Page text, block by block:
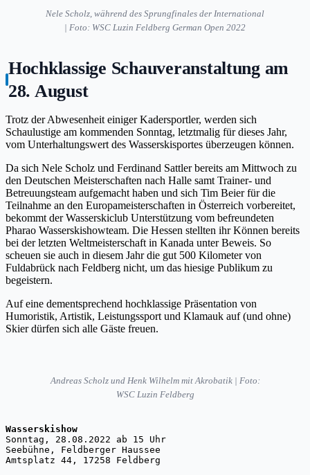
Nele Scholz, während des Sprungfinales der International
| Foto: WSC Luzin Feldberg German Open 2022
Hochklassige Schauveranstaltung am
28. August
Trotz der Abwesenheit einiger Kadersportler, werden sich
Schaulustige am kommenden Sonntag, letztmalig für dieses Jahr,
vom Unterhaltungswert des Wasserskisportes überzeugen können.
Da sich Nele Scholz und Ferdinand Sattler bereits am Mittwoch zu
den Deutschen Meisterschaften nach Halle samt Trainer- und
Betreuungsteam aufgemacht haben und sich Tim Beier für die
Teilnahme an den Europameisterschaften in Österreich vorbereitet,
bekommt der Wasserskiclub Unterstützung vom befreundeten
Pharao Wasserskishowteam. Die Hessen stellten ihr Können bereits
bei der letzten Weltmeisterschaft in Kanada unter Beweis. So
scheuen sie auch in diesem Jahr die gut 500 Kilometer von
Fuldabrück nach Feldberg nicht, um das hiesige Publikum zu
begeistern.
Auf eine dementsprechend hochklassige Präsentation von
Humoristik, Artistik, Leistungssport und Klamauk auf (und ohne)
Skier dürfen sich alle Gäste freuen.
Andreas Scholz und Henk Wilhelm mit Akrobatik | Foto:
WSC Luzin Feldberg
Wasserskishow
Sonntag, 28.08.2022 ab 15 Uhr
Seebühne, Feldberger Haussee
Amtsplatz 44, 17258 Feldberg